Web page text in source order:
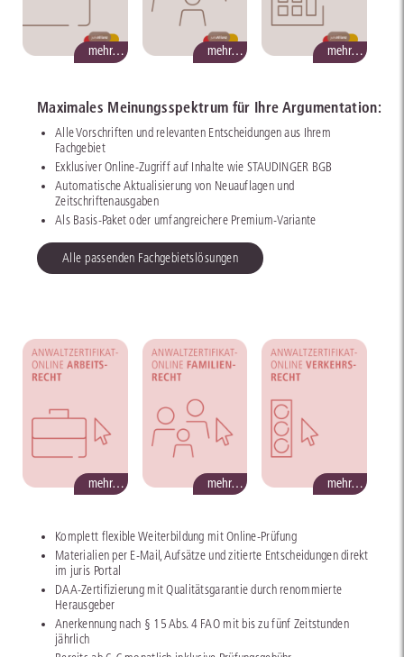
mehr… mehr… mehr…
Maximales Meinungsspektrum für Ihre Argumentation:
Alle Vorschriften und relevanten Entscheidungen aus Ihrem
Fachgebiet
Exklusiver Online-Zugriff auf Inhalte wie STAUDINGER BGB
Automatische Aktualisierung von Neuauflagen und
Zeitschriftenausgaben
Als Basis-Paket oder umfangreichere Premium-Variante
Alle passenden Fachgebietslösungen
mehr… mehr… mehr…
Komplett flexible Weiterbildung mit Online-Prüfung
Materialien per E-Mail, Aufsätze und zitierte Entscheidungen direkt
im juris Portal
DAA-Zertifizierung mit Qualitätsgarantie durch renommierte
Herausgeber
Anerkennung nach § 15 Abs. 4 FAO mit bis zu fünf Zeitstunden
jährlich